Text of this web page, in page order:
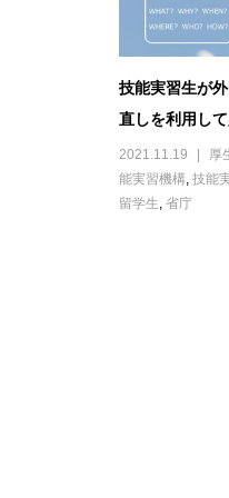
技能実習生が
直しを利用し
2021.11.19 厚
能実習機構, 技能
留学生, 省庁